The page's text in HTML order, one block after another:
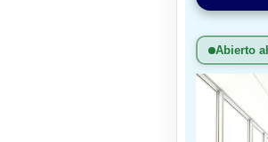
Abierto